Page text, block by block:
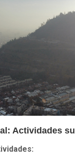
Actividades